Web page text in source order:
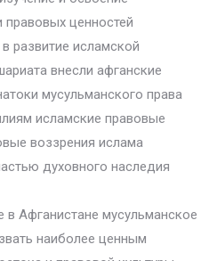
правовых ценностей
развитие исламской
внесли афганские
мусульманского права
исламские правовые
воззрения ислама
духовного наследия
Афганистане мусульманское
наиболее ценным